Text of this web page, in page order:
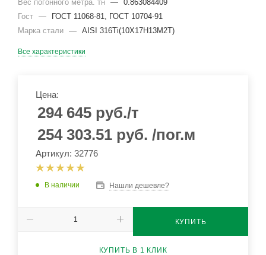
Вес погонного метра. тн — 0.863084409
Гост —
ГОСТ 11068-81, ГОСТ 10704-91
Марка стали — AISI 316Ti(10Х17Н13М2Т)
Все характеристики
Цена:
294 645 руб./т
254 303.51 руб. /пог.м
Артикул: 32776
В наличии Нашли дешевле?
КУПИТЬ
КУПИТЬ В 1 КЛИК